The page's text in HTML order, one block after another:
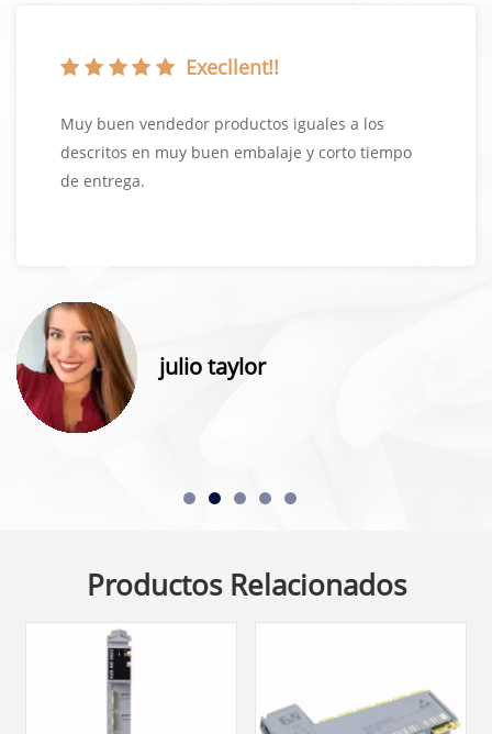
Execllent!!
Muy buen vendedor productos iguales a los
descritos en muy buen embalaje y corto tiempo
de entrega.
julio taylor
Productos Relacionados